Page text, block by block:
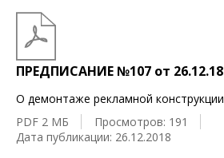
ПРЕДПИСАНИЕ №107 от 26.12.18
О демонтаже рекламной конструкции
PDF 2 МБ
Просмотров: 191
Дата публикации: 26.12.2018